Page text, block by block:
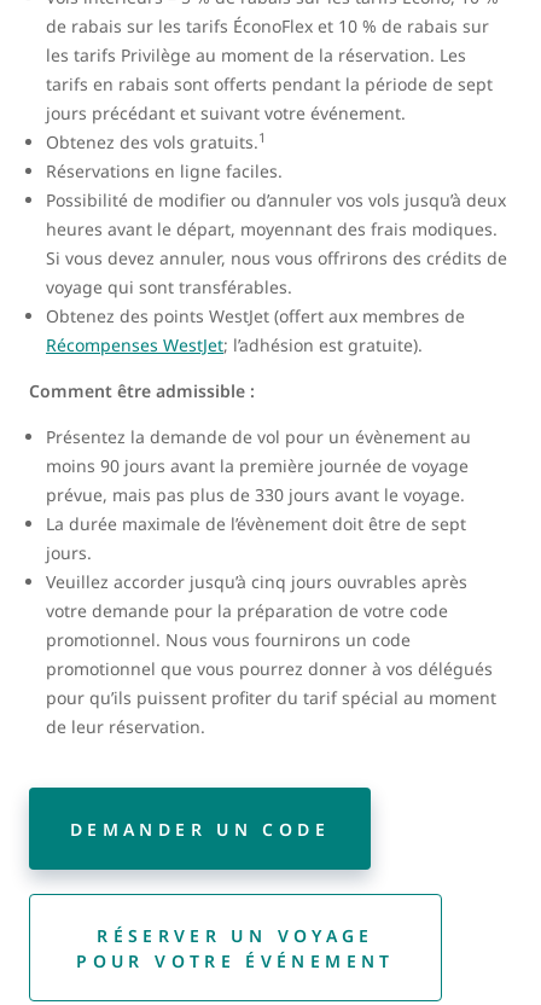
de rabais sur les tarifs ÉconoFlex et 10 % de rabais sur
les tarifs Privilège au moment de la réservation. Les
tarifs en rabais sont offerts pendant la période de sept
jours précédant et suivant votre événement.
Obtenez des vols gratuits.1
Réservations en ligne faciles.
Possibilité de modifier ou d’annuler vos vols jusqu’à deux
heures avant le départ, moyennant des frais modiques.
Si vous devez annuler, nous vous offrirons des crédits de
voyage qui sont transférables.
Obtenez des points WestJet (offert aux membres de
Récompenses WestJet; l’adhésion est gratuite).
Comment être admissible :
Présentez la demande de vol pour un évènement au
moins 90 jours avant la première journée de voyage
prévue, mais pas plus de 330 jours avant le voyage.
La durée maximale de l’évènement doit être de sept
jours.
Veuillez accorder jusqu’à cinq jours ouvrables après
votre demande pour la préparation de votre code
promotionnel. Nous vous fournirons un code
promotionnel que vous pourrez donner à vos délégués
pour qu’ils puissent profiter du tarif spécial au moment
de leur réservation.
DEMANDER UN CODE
RÉSERVER UN VOYAGE
POUR VOTRE ÉVÉNEMENT